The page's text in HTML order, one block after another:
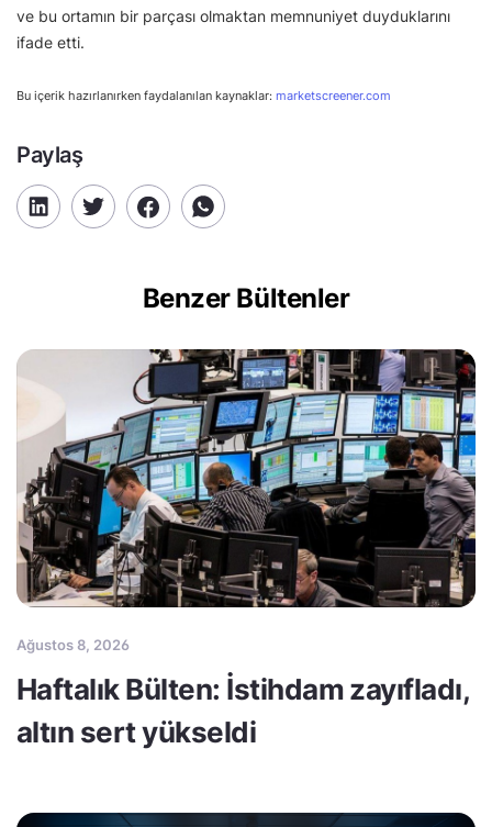
ve bu ortamın bir parçası olmaktan memnuniyet duyduklarını
ifade etti.
Bu içerik hazırlanırken faydalanılan kaynaklar: marketscreener.com
Paylaş
Benzer Bültenler
Ağustos 8, 2026
Haftalık Bülten: İstihdam zayıfladı,
altın sert yükseldi